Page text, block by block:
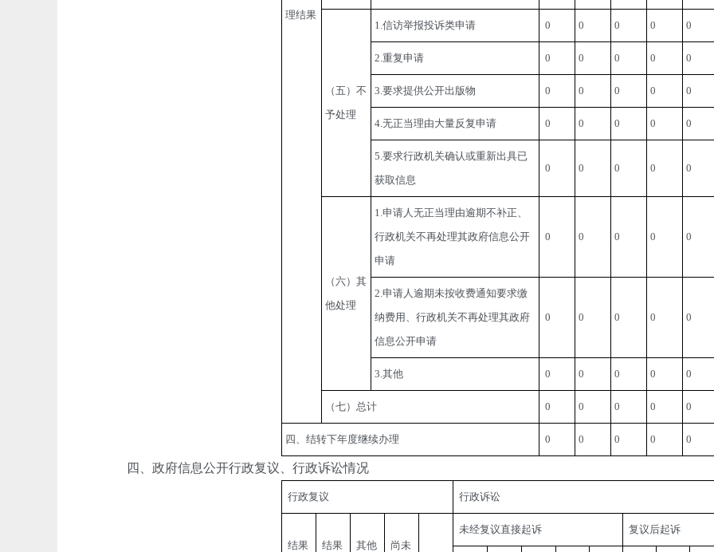
理结果
（五）不
予处理
1.信访举报投诉类申请 0 0 0 0 0
2.重复申请 0 0 0 0 0
3.要求提供公开出版物 0 0 0 0 0
4.无正当理由大量反复申请 0 0 0 0 0
5.要求行政机关确认或重新出具已
获取信息
0 0 0 0 0
（六）其
他处理
1.申请人无正当理由逾期不补正、
行政机关不再处理其政府信息公开
申请
0 0 0 0 0
2.申请人逾期未按收费通知要求缴
纳费用、行政机关不再处理其政府
信息公开申请
0 0 0 0 0
3.其他 0 0 0 0 0
（七）总计 0 0 0 0 0
四、结转下年度继续办理 0 0 0 0 0
四、政府信息公开行政复议、行政诉讼情况
行政复议 行政诉讼
结果
结果
其他
尚未
未经复议直接起诉 复议后起诉